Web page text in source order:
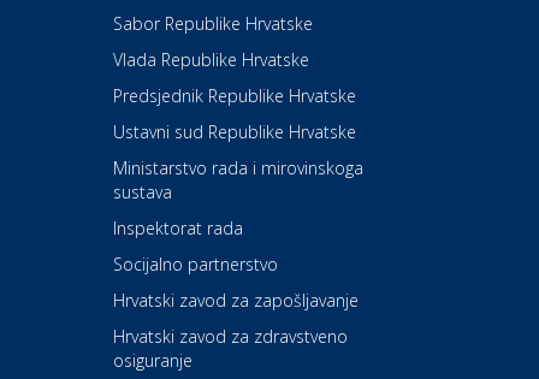
Kultura i edukacija
Kazalište Kerempuh
Kultura i edukacija
Kazalište ZKM
Auto-moto i tehnika
Zdravlje i osiguranje
Sabor Republike Hrvatske
Vlada Republike Hrvatske
Predsjednik Republike Hrvatske
Ustavni sud Republike Hrvatske
Ministarstvo rada i mirovinskoga
sustava
Inspektorat rada
Socijalno partnerstvo
Hrvatski zavod za zapošljavanje
Hrvatski zavod za zdravstveno
osiguranje